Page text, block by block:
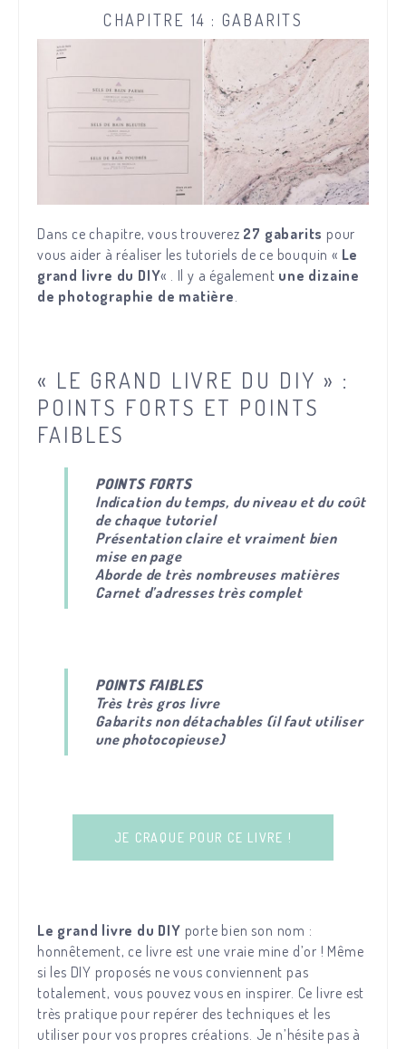
CHAPITRE 14 : GABARITS
Dans ce chapitre, vous trouverez 27 gabarits pour
vous aider à réaliser les tutoriels de ce bouquin « Le
grand livre du DIY« . Il y a également une dizaine
de photographie de matière.
« LE GRAND LIVRE DU DIY » :
POINTS FORTS ET POINTS
FAIBLES
POINTS FORTS
Indication du temps, du niveau et du coût
de chaque tutoriel
Présentation claire et vraiment bien
mise en page
Aborde de très nombreuses matières
Carnet d’adresses très complet
POINTS FAIBLES
Très très gros livre
Gabarits non détachables (il faut utiliser
une photocopieuse)
JE CRAQUE POUR CE LIVRE !
Le grand livre du DIY porte bien son nom :
honnêtement, ce livre est une vraie mine d’or ! Même
si les DIY proposés ne vous conviennent pas
totalement, vous pouvez vous en inspirer. Ce livre est
très pratique pour repérer des techniques et les
utiliser pour vos propres créations. Je n’hésite pas à